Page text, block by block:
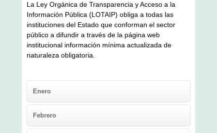
La Ley Orgánica de Transparencia y Acceso a la
Información Pública (LOTAIP) obliga a todas las
instituciones del Estado que conforman el sector
público a difundir a través de la página web
institucional información mínima actualizada de
naturaleza obligatoria.
Enero
Febrero